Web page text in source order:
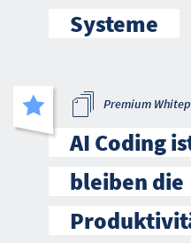
Systeme
Premium
AI Coding
bleiben die